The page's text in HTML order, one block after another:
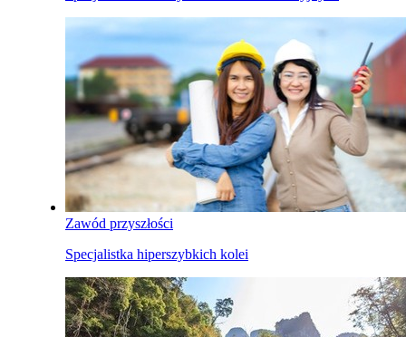
Zawód przyszłości
Specjalistka hiperszybkich kolei